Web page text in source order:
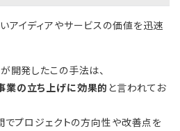
いアイディアやサービスの価値を迅速
開発したこの手法は、
業の立ち上げに効果的 と言われてお
プロジェクトの方向性や改善点を